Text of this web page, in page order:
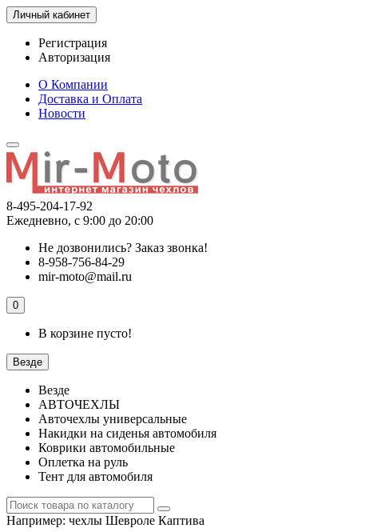
Личный кабинет
Регистрация
Авторизация
О Компании
Доставка и Оплата
Новости
8-495-204-17-92
Ежедневно, с 9:00 до 20:00
Не дозвонились? Заказ звонка!
8-958-756-84-29
mir-moto@mail.ru
0
В корзине пусто!
Везде
Везде
АВТОЧЕХЛЫ
Авточехлы универсальные
Накидки на сиденья автомобиля
Коврики автомобильные
Оплетка на руль
Тент для автомобиля
Например: чехлы Шевроле Каптива